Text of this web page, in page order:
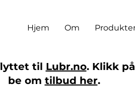
Hjem Om
til Lubr.no. Klikk
be om tilbud her.